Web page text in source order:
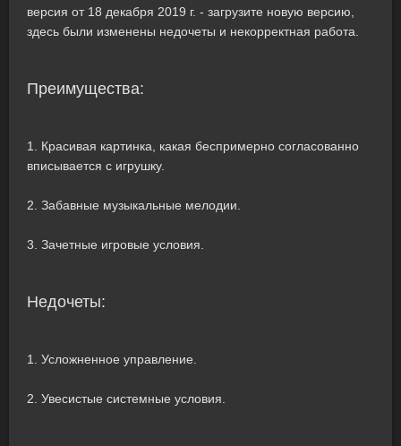
версия от 18 декабря 2019 г. - загрузите новую версию,
здесь были изменены недочеты и некорректная работа.
Преимущества:
1. Красивая картинка, какая беспримерно согласованно
вписывается с игрушку.
2. Забавные музыкальные мелодии.
3. Зачетные игровые условия.
Недочеты:
1. Усложненное управление.
2. Увесистые системные условия.